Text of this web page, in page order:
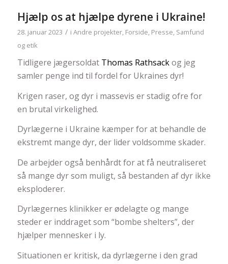
Hjælp os at hjælpe dyrene i Ukraine!
28. januar 2023 / i Andre projekter, Forside, Presse, Samfund
og etik
Tidligere jægersoldat Thomas Rathsackog jeg
samler penge ind til fordel for Ukraines dyr!
Krigen raser, og dyr i massevis er stadig ofre for
en brutal virkelighed.
Dyrlægerne i Ukraine kæmper for at behandle de
ekstremt mange dyr, der lider voldsomme skader.
De arbejder også benhårdt for at få neutraliseret
så mange dyr som muligt, så bestanden af dyr ikke
eksploderer.
Dyrlægernes klinikker er ødelagte og mange
steder er inddraget som “bombe shelters”, der
hjælper mennesker i ly.
Situationen er kritisk, da dyrlægerne i den grad